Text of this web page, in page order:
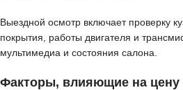
Выездной осмотр включает проверку
покрытия, работы двигателя и
мультимедиа и состояния салона.
Факторы, влияющие на цену